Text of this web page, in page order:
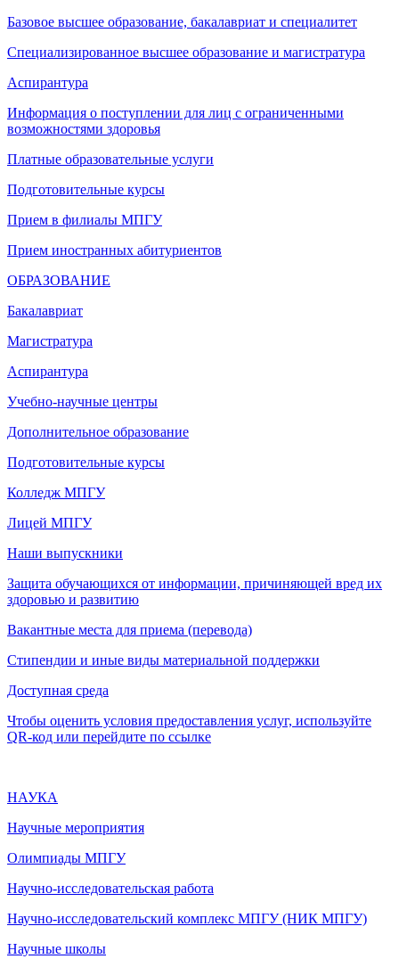
Базовое высшее образование, бакалавриат и специалитет
Специализированное высшее образование и магистратура
Аспирантура
Информация о поступлении для лиц с ограниченными
возможностями здоровья
Платные образовательные услуги
Подготовительные курсы
Прием в филиалы МПГУ
Прием иностранных абитуриентов
ОБРАЗОВАНИЕ
Бакалавриат
Магистратура
Аспирантура
Учебно-научные центры
Дополнительное образование
Подготовительные курсы
Колледж МПГУ
Лицей МПГУ
Наши выпускники
Защита обучающихся от информации, причиняющей вред их
здоровью и развитию
Вакантные места для приема (перевода)
Стипендии и иные виды материальной поддержки
Доступная среда
Чтобы оценить условия предоставления услуг, используйте
QR-код или перейдите по ссылке
НАУКА
Научные мероприятия
Олимпиады МПГУ
Научно-исследовательская работа
Научно-исследовательский комплекс МПГУ (НИК МПГУ)
Научные школы